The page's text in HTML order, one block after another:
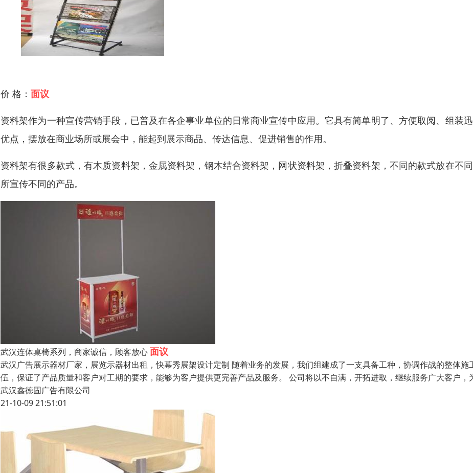
价 格： 面议
资料架作为一种宣传营销手段，已普及在各企事业单位的日常商业宣传中应用。它具有简单明了、方便取阅、组装
优点，摆放在商业场所或展会中，能起到展示商品、传达信息、促进销售的作用。
资料架有很多款式，有木质资料架，金属资料架，钢木结合资料架，网状资料架，折叠资料架，不同的款式放在不
所宣传不同的产品。
武汉连体桌椅系列，商家诚信，顾客放心面议
武汉广告展示器材厂家，展览示器材出租，快幕秀展架设计定制 随着业务的发展，我们组建成了一支具备工种，协调作战的整体施
伍，保证了产品质量和客户对工期的要求，能够为客户提供更完善产品及服务。 公司将以不自满，开拓进取，继续服务广大客户，
武汉鑫徳固广告有限公司
21-10-09 21:51:01